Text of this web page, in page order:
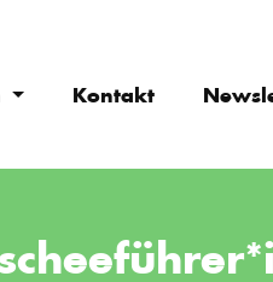
Kontakt